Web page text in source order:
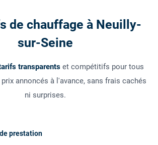
de chauffage à Neuilly-
sur-Seine
transparents et compétitifs pour tous
annoncés à l'avance, sans frais cachés
ni surprises.
prestation